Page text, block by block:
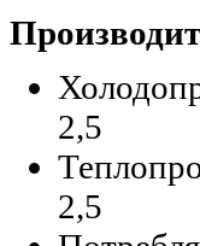
2,5
2,5